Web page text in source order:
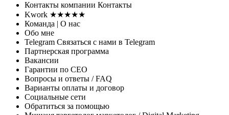
Контакты компании Контакты
Kwork ★★★★★
Команда | О нас
Обо мне
Telegram Связаться с нами в Telegram
Партнерская программа
Вакансии
Гарантии по СЕО
Вопросы и ответы / FAQ
Варианты оплаты и договор
Социальные сети
Обратиться за помощью